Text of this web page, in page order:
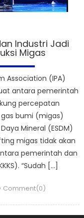
Industri Jadi
Migas
Association (IPA)
antara pemerintah
percepatan
bumi (migas)
Mineral (ESDM)
migas tidak akan
pemerintah dan
“Sudah […]
Comment(0)